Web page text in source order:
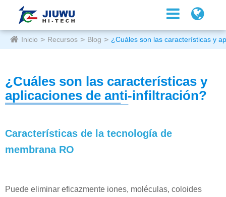
Inicio Recursos Blog ¿Cuáles son las características y
¿Cuáles son las características y
aplicaciones de anti-infiltración?
Características de la tecnología de
membrana RO
Puede eliminar eficazmente iones, moléculas, coloides